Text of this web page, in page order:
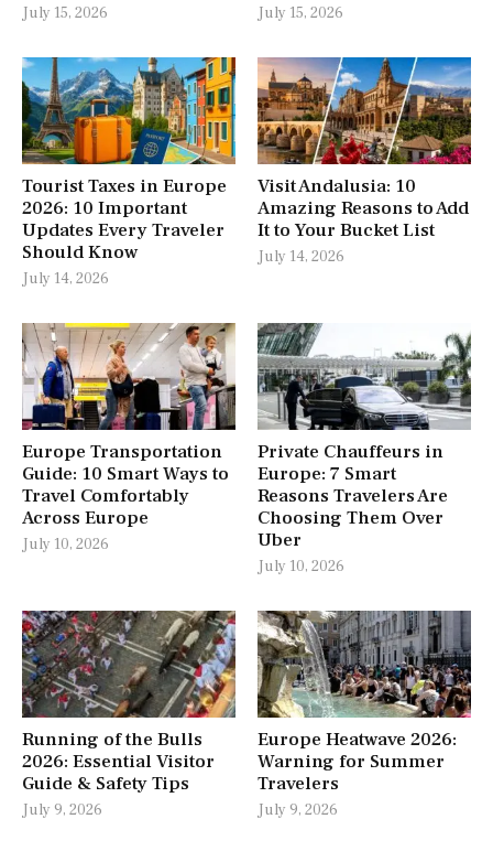
July 15, 2026 July 15, 2026
Tourist Taxes in Europe
2026: 10 Important
Updates Every Traveler
Should Know
July 14, 2026
Visit Andalusia: 10
Amazing Reasons to Add
It to Your Bucket List
July 14, 2026
Europe Transportation
Guide: 10 Smart Ways to
Travel Comfortably
Across Europe
July 10, 2026
Private Chauffeurs in
Europe: 7 Smart
Reasons Travelers Are
Choosing Them Over
Uber
July 10, 2026
Running of the Bulls
2026: Essential Visitor
Guide & Safety Tips
July 9, 2026
Europe Heatwave 2026:
Warning for Summer
Travelers
July 9, 2026